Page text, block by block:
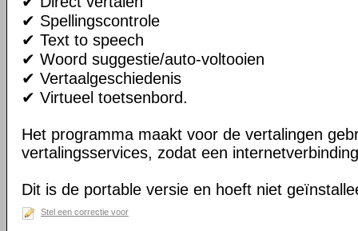
✔ Spellingscontrole
✔ Text to speech
✔ Woord suggestie/auto-voltooien
✔ Vertaalgeschiedenis
✔ Virtueel toetsenbord.
Het programma maakt voor de vertalingen
vertalingsservices, zodat een
Dit is de portable versie en hoeft niet
Stel een correctie voor